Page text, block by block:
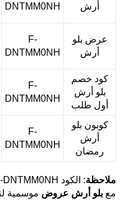
أرش
DNTMM0NH
عرض بلو
أرش
F-
DNTMM0NH
كود خصم
بلو أرش
أول طلب
F-
DNTMM0NH
كوبون بلو
أرش
رمضان
F-
DNTMM0NH
ملاحظة
مع بلو أرش عروض موسمية